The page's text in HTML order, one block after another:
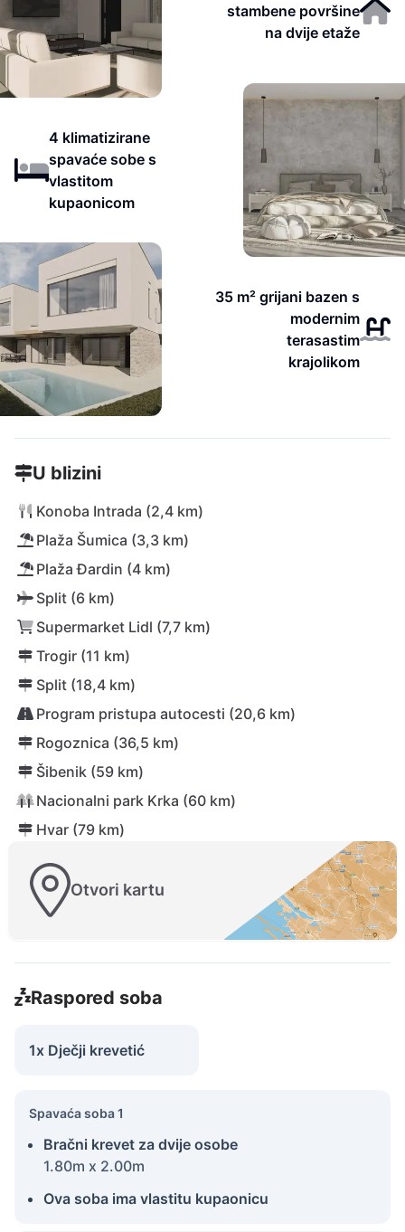
stambene površine
na dvije etaže
4 klimatizirane
spavaće sobe s
vlastitom
kupaonicom
35 m² grijani bazen s
modernim
terasastim
krajolikom
U blizini
Konoba Intrada (2,4 km)
Plaža Šumica (3,3 km)
Plaža Đardin (4 km)
Split (6 km)
Supermarket Lidl (7,7 km)
Trogir (11 km)
Split (18,4 km)
Program pristupa autocesti (20,6 km)
Rogoznica (36,5 km)
Šibenik (59 km)
Nacionalni park Krka (60 km)
Hvar (79 km)
Otvori kartu
Raspored soba
1x Dječji krevetić
Spavaća soba 1
Bračni krevet za dvije osobe
1.80m x 2.00m
Ova soba ima vlastitu kupaonicu